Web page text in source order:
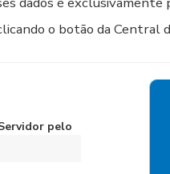
o botão da Central
pelo